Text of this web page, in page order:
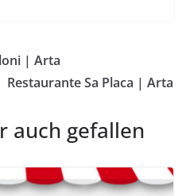
| Arta
Restaurante Sa Placa | Arta
auch gefallen